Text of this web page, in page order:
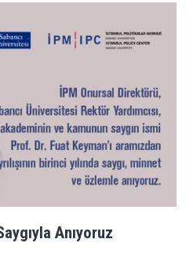
Anıyoruz